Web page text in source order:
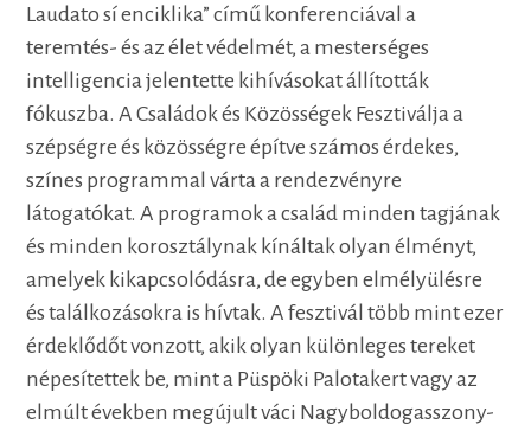
Laudato sí enciklika” című konferenciával a
teremtés- és az élet védelmét, a mesterséges
intelligencia jelentette kihívásokat állították
fókuszba. A Családok és Közösségek Fesztiválja a
szépségre és közösségre építve számos érdekes,
színes programmal várta a rendezvényre
látogatókat. A programok a család minden tagjának
és minden korosztálynak kínáltak olyan élményt,
amelyek kikapcsolódásra, de egyben elmélyülésre
és találkozásokra is hívtak. A fesztivál több mint ezer
érdeklődőt vonzott, akik olyan különleges tereket
népesítettek be, mint a Püspöki Palotakert vagy az
elmúlt években megújult váci Nagyboldogasszony-